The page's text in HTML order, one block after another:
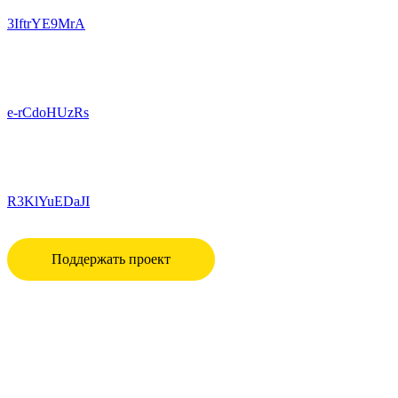
3IftrYE9MrA
e-rCdoHUzRs
R3KlYuEDaJI
Поддержать проект